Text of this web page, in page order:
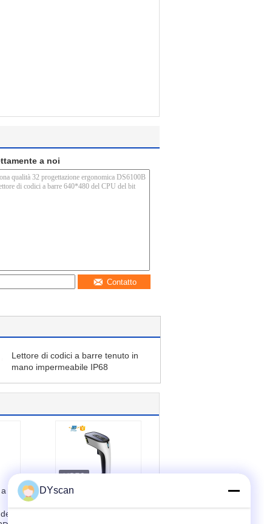
a noi
Contatto
Lettore di codici a barre tenuto in
mano impermeabile IP68
32 il lettore di codici
DYscan